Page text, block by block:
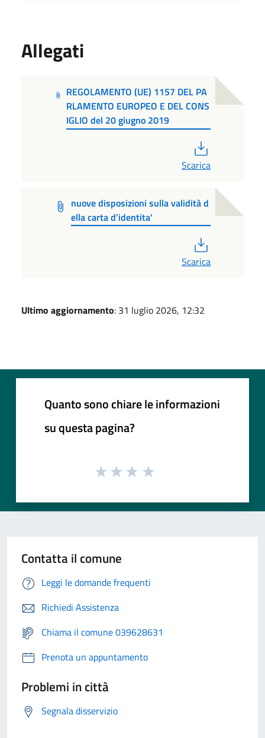
Allegati
REGOLAMENTO (UE) 1157 DEL PA
RLAMENTO EUROPEO E DEL CONS
IGLIO del 20 giugno 2019
Scarica
nuove disposizioni sulla validità d
ella carta d'identita'
Scarica
Ultimo aggiornamento: 31 luglio 2026, 12:32
Quanto sono chiare le informazioni
su questa pagina?
Contatta il comune
Leggi le domande frequenti
Richiedi Assistenza
Chiama il comune 039628631
Prenota un appuntamento
Problemi in città
Segnala disservizio